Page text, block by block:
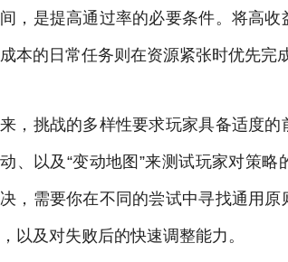
，是提高通过率的必要条件。将高
本的日常任务则在资源紧张时优先完
，挑战的多样性要求玩家具备适度
、以及“变动地图”来测试玩家对策
，需要你在不同的尝试中寻找通用
以及对失败后的快速调整能力。